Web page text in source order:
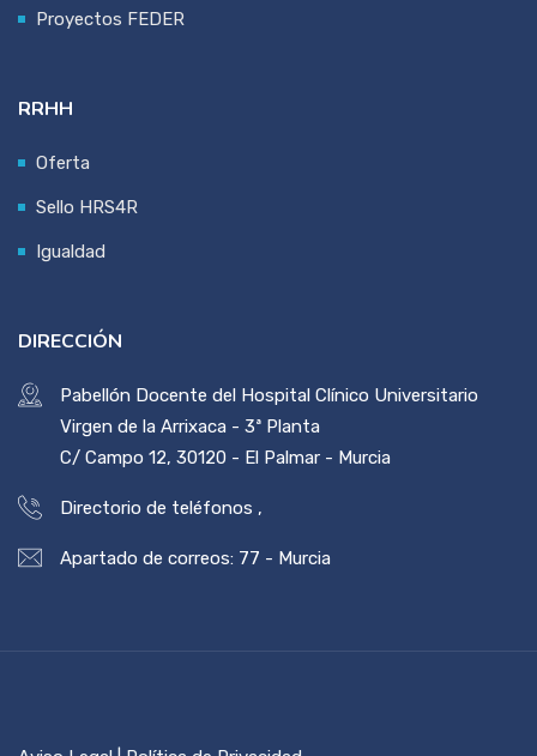
Proyectos FEDER
RRHH
Oferta
Sello HRS4R
Igualdad
DIRECCIÓN
Pabellón Docente del Hospital Clínico Universitario
Virgen de la Arrixaca - 3ª Planta
C/ Campo 12, 30120 - El Palmar - Murcia
Directorio de teléfonos ,
Apartado de correos: 77 - Murcia